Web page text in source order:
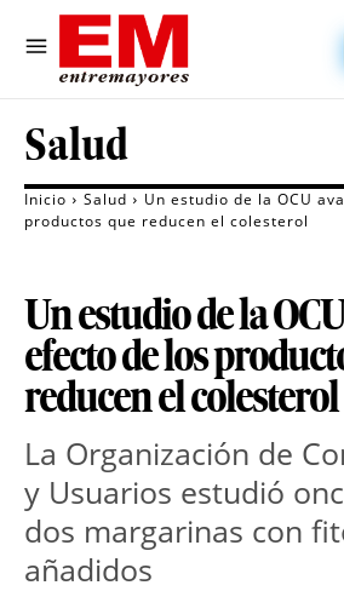
Salud
Inicio Salud
Un estudio de la OCU
productos que reducen el colesterol
Un estudio de la
efecto de los
reducen el colesterol
La Organización de
y Usuarios estudió
dos margarinas con
añadidos